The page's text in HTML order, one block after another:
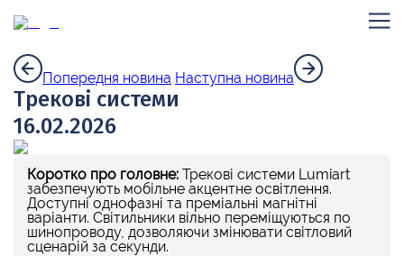
Попередня новина Наступна новина
Трекові системи
16.02.2026
Коротко про головне: Трекові системи Lumiart
забезпечують мобільне акцентне освітлення.
Доступні однофазні та преміальні магнітні
варіанти. Світильники вільно переміщуються по
шинопроводу, дозволяючи змінювати світловий
сценарій за секунди.